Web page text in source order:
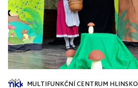
MULTIFUNKČNÍ CENTRUM HLINSKO